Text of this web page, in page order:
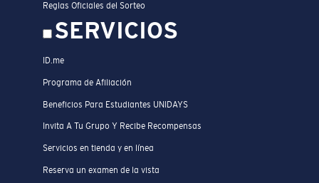
Reglas Oficiales del Sorteo
SERVICIOS
ID.me
Programa de Afiliación
Beneficios Para Estudiantes UNIDAYS
Invita A Tu Grupo Y Recibe Recompensas
Servicios en tienda y en línea
Reserva un examen de la vista